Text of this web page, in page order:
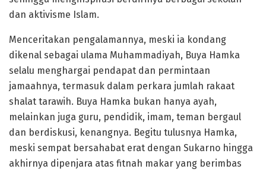
dan aktivisme Islam.
Menceritakan pengalamannya, meski ia kondang
dikenal sebagai ulama Muhammadiyah, Buya Hamka
selalu menghargai pendapat dan permintaan
jamaahnya, termasuk dalam perkara jumlah rakaat
shalat tarawih. Buya Hamka bukan hanya ayah,
melainkan juga guru, pendidik, imam, teman bergaul
dan berdiskusi, kenangnya. Begitu tulusnya Hamka,
meski sempat bersahabat erat dengan Sukarno hingga
akhirnya dipenjara atas fitnah makar yang berimbas